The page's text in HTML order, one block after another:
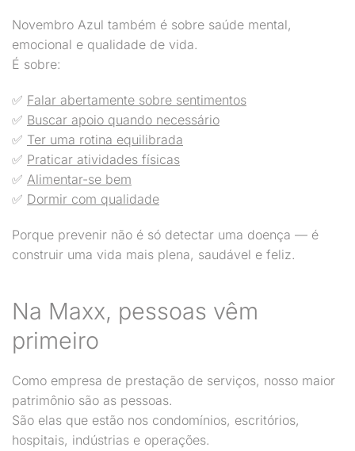
Novembro Azul também é sobre saúde mental,
emocional e qualidade de vida.
É sobre:
✅ Falar abertamente sobre sentimentos
✅ Buscar apoio quando necessário
✅ Ter uma rotina equilibrada
✅ Praticar atividades físicas
✅ Alimentar-se bem
✅ Dormir com qualidade
Porque prevenir não é só detectar uma doença — é
construir uma vida mais plena, saudável e feliz.
Na Maxx, pessoas vêm
primeiro
Como empresa de prestação de serviços, nosso maior
patrimônio são as pessoas.
São elas que estão nos condomínios, escritórios,
hospitais, indústrias e operações.